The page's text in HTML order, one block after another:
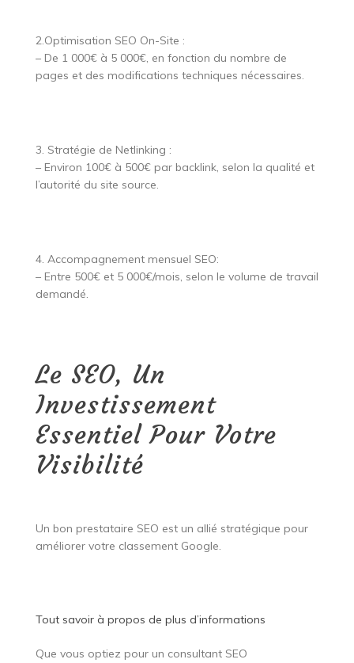
2.Optimisation SEO On-Site :
– De 1 000€ à 5 000€, en fonction du nombre de
pages et des modifications techniques nécessaires.
3. Stratégie de Netlinking :
– Environ 100€ à 500€ par backlink, selon la qualité et
l’autorité du site source.
4. Accompagnement mensuel SEO:
– Entre 500€ et 5 000€/mois, selon le volume de travail
demandé.
Le SEO, Un
Investissement
Essentiel Pour Votre
Visibilité
Un bon prestataire SEO est un allié stratégique pour
améliorer votre classement Google.
Tout savoir à propos de plus d’informations
Que vous optiez pour un consultant SEO